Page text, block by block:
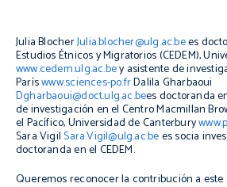
Julia BlocherJulia.blocher@ulg.ac.bees
Estudios Étnicos y Migratorios (CEDEM),
www.cedem.ulg.ac.bey asistente de
Paríswww.sciences-po.frDalila Gharbaoui
Dgharbaoui@doct.ulg.ac.bees doctoranda
de investigación en el Centro Macmillan
el Pacífico, Universidad de Canterbury
Sara VigilSara.Vigil@ulg.ac.bees socia
doctoranda en el CEDEM.
Queremos reconocer la contribución a